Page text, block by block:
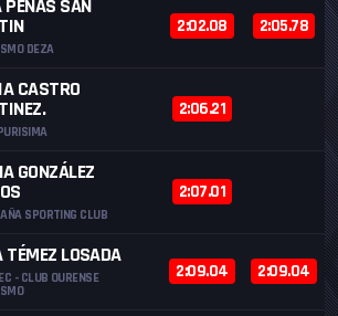
PENAS SAN
DEZA
2:02.08 2:05.78
CASTRO
2:06.21
GONZÁLEZ
SPORTING CLUB
2:07.01
TÉMEZ LOSADA
- CLUB OURENSE
2:09.04 2:09.04